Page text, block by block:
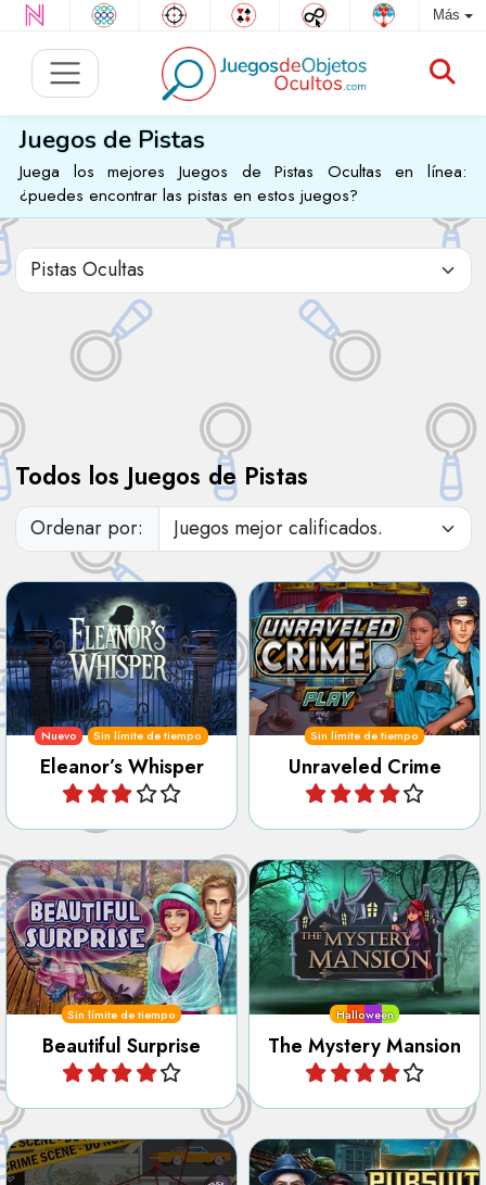
Más
Juegos de Pistas
Juega los mejores Juegos de Pistas Ocultas en línea:
¿puedes encontrar las pistas en estos juegos?
Todos los Juegos de Pistas
Ordenar por:
Nuevo Sin límite de tiempo
Eleanor’s Whisper
Ayuda a la detective Evelyn
Monroe en Blackwood
Manor.
Jugar
Sin límite de tiempo
Unraveled Crime
Intenta resolver el crimen
encontrando todos los
objetos.
Jugar
Sin límite de tiempo
Beautiful Surprise
Encuentra todas las
hermosas sorpresas
escondidas en el parque.
Jugar
Halloween
The Mystery Mansion
Explora la Mansión
Misteriosa y descubre todos
sus secretos.
Jugar